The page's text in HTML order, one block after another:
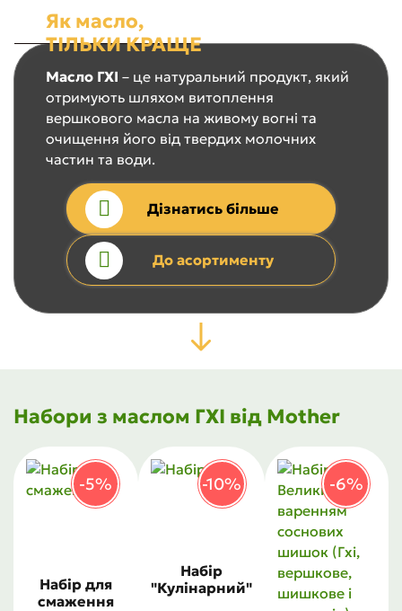
Як масло,
ТІЛЬКИ КРАЩЕ
Масло ГХІ – це натуральний продукт, який
отримують шляхом витоплення
вершкового масла на живому вогні та
очищення його від твердих молочних
частин та води.
Дізнатись більше
До асортименту
Набори з маслом ГХІ від Mother
Набір для
смаження
-5%
Набір
"Кулінарний"
-10% -6%